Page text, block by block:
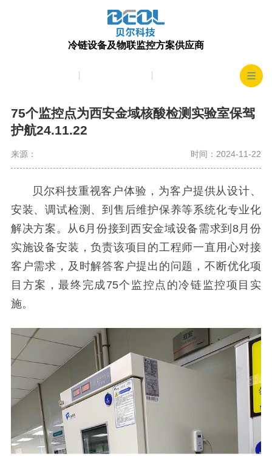
冷链设备及物联监控方案供应商
75个监控点为西安金域核酸检测实验室保驾
护航24.11.22
来源： 时间：2024-11-22
贝尔科技重视客户体验 ，为客户提供从设计、
安装、调试检测、到售后维护保养等系统化专业化
解决方案。 从6月份接到西安金域设备需求到 8月份
实施设备安装，负责该项目的工程师一直用心对接
客户需求，及时解答客户提出的问题，不断优化项
目方案，最终完成75个监控点的冷链监控项目实
施。